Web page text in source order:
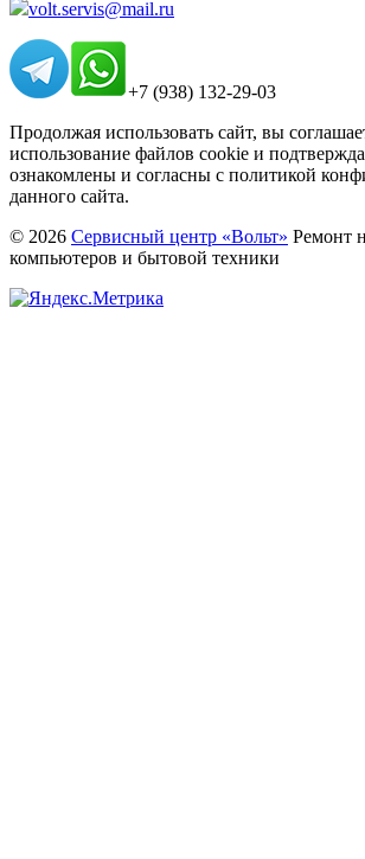
volt.servis@mail.ru
+7 (938) 132-29-03
Продолжая использовать сайт, вы
использование файлов cookie и
ознакомлены и согласны с политикой
данного сайта.
© 2026 Сервисный центр «Вольт» Ремонт
компьютеров и бытовой техники